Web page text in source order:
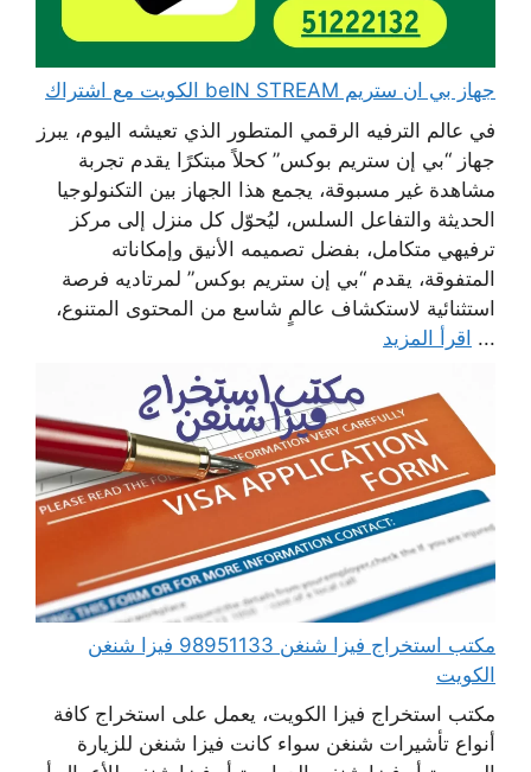
جهاز بي ان ستريم beIN STREAM الكويت مع اشتراك
في عالم الترفيه الرقمي المتطور الذي تعيشه اليوم، يبرز
جهاز “بي إن ستريم بوكس” كحلاً مبتكرًا يقدم تجربة
مشاهدة غير مسبوقة، يجمع هذا الجهاز بين التكنولوجيا
الحديثة والتفاعل السلس، ليُحوّل كل منزل إلى مركز
ترفيهي متكامل، بفضل تصميمه الأنيق وإمكاناته
المتفوقة، يقدم “بي إن ستريم بوكس” لمرتاديه فرصة
استثنائية لاستكشاف عالمٍ شاسع من المحتوى المتنوع،
... اقرأ المزيد
مكتب استخراج فيزا شنغن 98951133 فيزا شنغن
الكويت
مكتب استخراج فيزا الكويت، يعمل على استخراج كافة
أنواع تأشيرات شنغن سواء كانت فيزا شنغن للزيارة